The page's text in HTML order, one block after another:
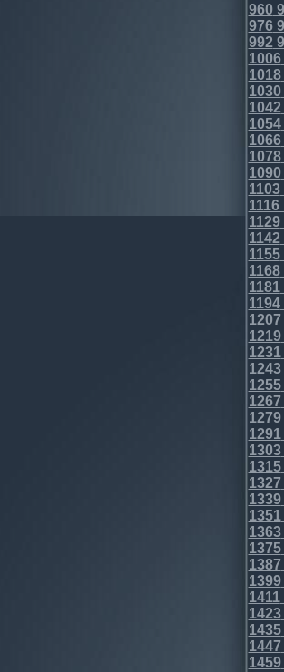
960
976
992
1006
1018
1030
1042
1054
1066
1078
1090
1103
1116
1129
1142
1155
1168
1181
1194
1207
1219
1231
1243
1255
1267
1279
1291
1303
1315
1327
1339
1351
1363
1375
1387
1399
1411
1423
1435
1447
1459